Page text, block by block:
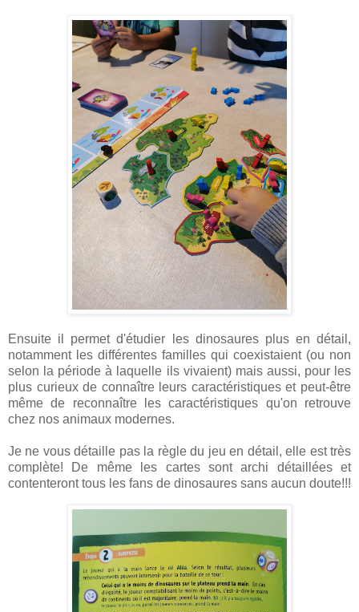
Ensuite il permet d'étudier les dinosaures plus en détail,
notamment les différentes familles qui coexistaient (ou non
selon la période à laquelle ils vivaient) mais aussi, pour les
plus curieux de connaître leurs caractéristiques et peut-être
même de reconnaître les caractéristiques qu'on retrouve
chez nos animaux modernes.
Je ne vous détaille pas la règle du jeu en détail, elle est très
complète! De même les cartes sont archi détaillées et
contenteront tous les fans de dinosaures sans aucun doute!!!